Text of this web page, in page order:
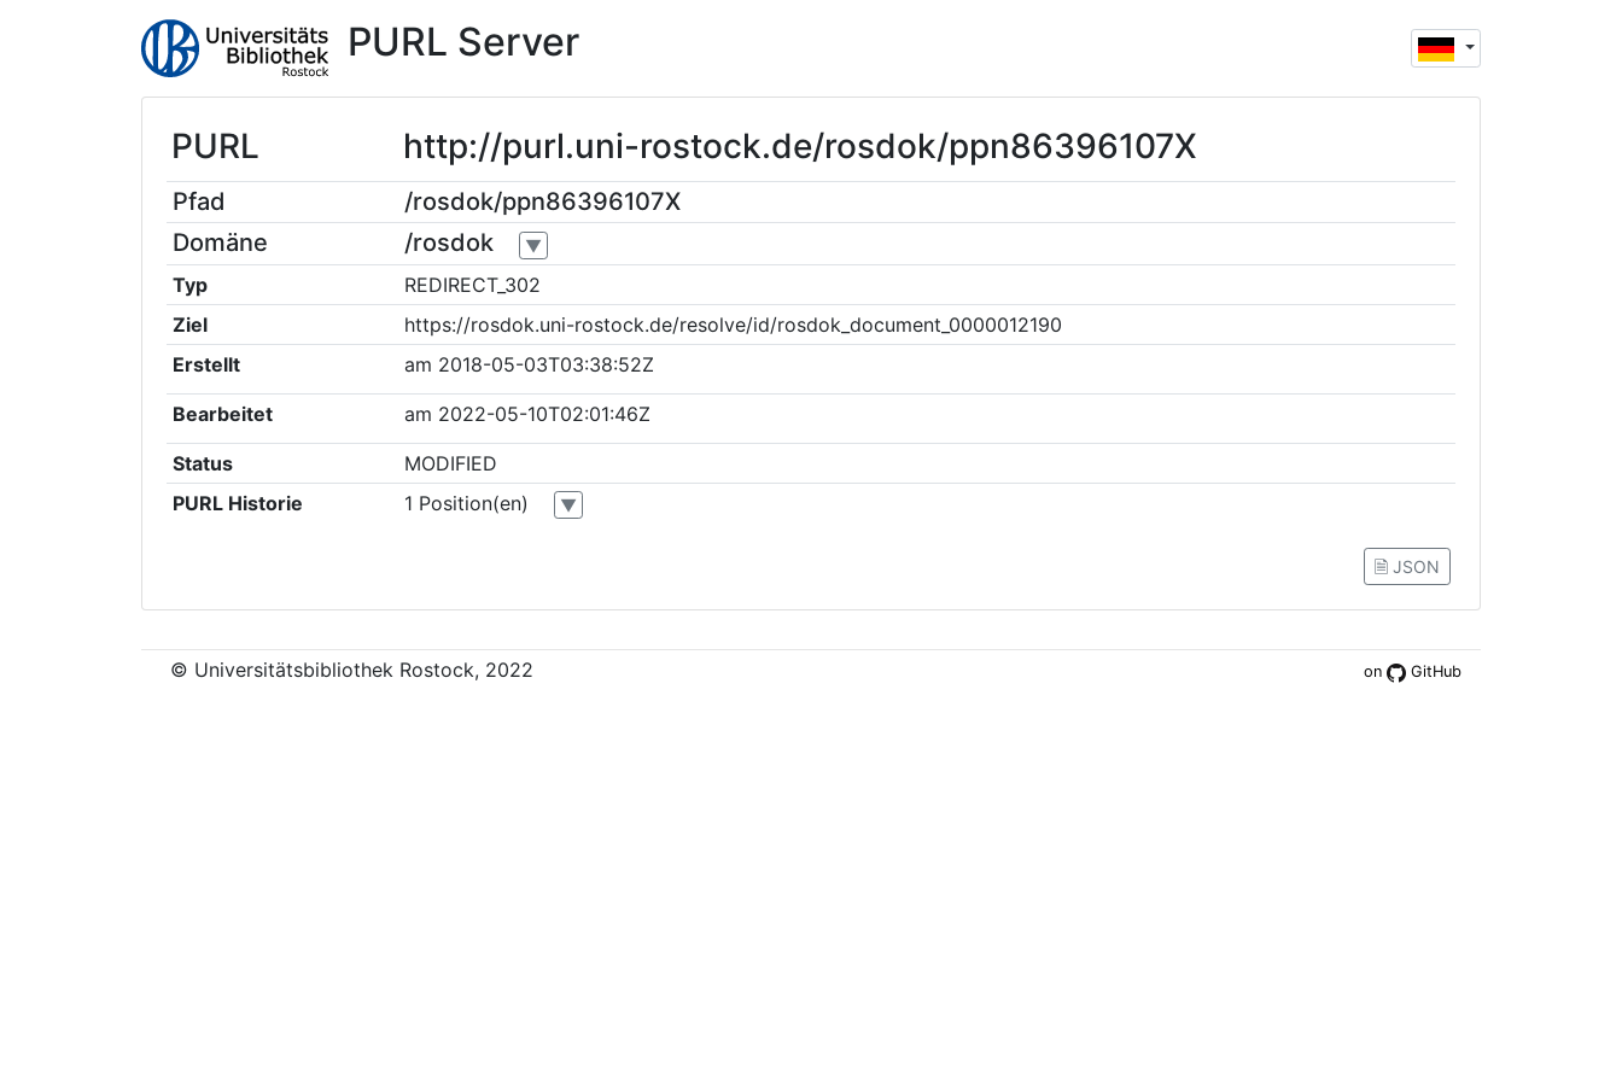
PURL Server
PURL http://purl.uni-rostock.de/rosdok/ppn86396107X
Pfad
/rosdok/ppn86396107X
Domäne
/rosdok ▼
Typ
REDIRECT_302
Ziel
https://rosdok.uni-rostock.de/resolve/id/rosdok_document_0000012190
Erstellt
am 2018-05-03T03:38:52Z
Bearbeitet am 2022-05-10T02:01:46Z
Status
MODIFIED
PURL Historie
1 Position(en) ▼
🗎 JSON
on GitHub
© Universitätsbibliothek Rostock, 2022